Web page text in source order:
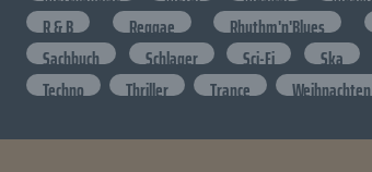
R & B
Reggae Rhythm'n'Blues
Sachbuch
Schlager Sci-Fi Ska
Techno
Thriller Trance Weihnachten